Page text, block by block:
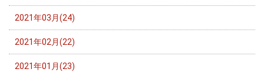
2021年03月(24)
2021年02月(22)
2021年01月(23)